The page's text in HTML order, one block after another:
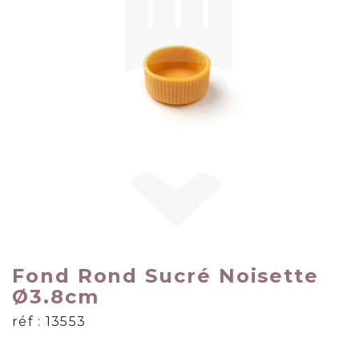
Fond Rond Sucré Noisette
Ø3.8cm
réf : 13553